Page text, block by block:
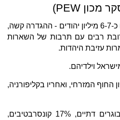
לפי ההערכות, בארה"ב חיים כ-6-7 מיליון יהודים - ההגדרה קשה,
רבים עם תרבות של השארות
עזיבת היהדות.
החוף המזרחי, ואחריו בקליפורניה,
בחלוקה לזרמים: 9% מהמבוגרים דתיים, 17% קונסרבטיבים,